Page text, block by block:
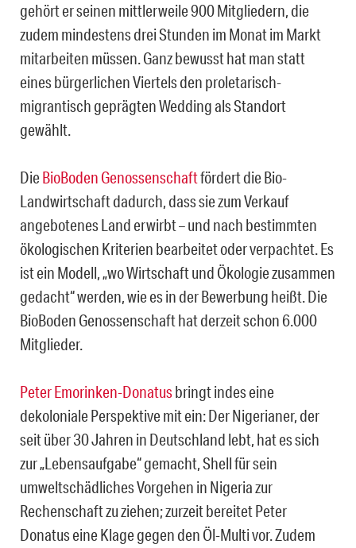
gehört er seinen mittlerweile 900 Mitgliedern, die
zudem mindestens drei Stunden im Monat im Markt
mitarbeiten müssen. Ganz bewusst hat man statt
eines bürgerlichen Viertels den proletarisch-
migrantisch geprägten Wedding als Standort
gewählt.
DieBioBoden Genossenschaftfördert die Bio-
Landwirtschaft dadurch, dass sie zum Verkauf
angebotenes Land erwirbt – und nach bestimmten
ökologischen Kriterien bearbeitet oder verpachtet. Es
ist ein Modell, „wo Wirtschaft und Ökologie zusammen
gedacht“ werden, wie es in der Bewerbung heißt. Die
BioBoden Genossenschaft hat derzeit schon 6.000
Mitglieder.
Peter Emorinken-Donatusbringt indes eine
dekoloniale Perspektive mit ein: Der Nigerianer, der
seit über 30 Jahren in Deutschland lebt, hat es sich
zur „Lebensaufgabe“ gemacht, Shell für sein
umweltschädliches Vorgehen in Nigeria zur
Rechenschaft zu ziehen; zurzeit bereitet Peter
Donatus eine Klage gegen den Öl-Multi vor. Zudem